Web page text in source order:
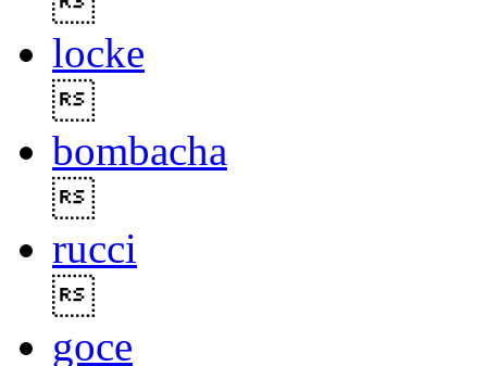
locke
bombacha
rucci
goce